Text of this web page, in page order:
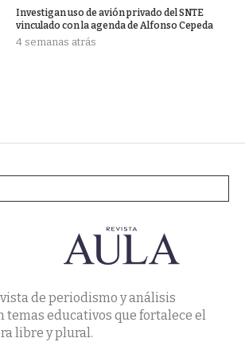
Investigan uso de avión privado del SNTE
vinculado con la agenda de Alfonso Cepeda
4 semanas atrás
de periodismo y análisis
temas educativos que fortalece el
libre y plural.